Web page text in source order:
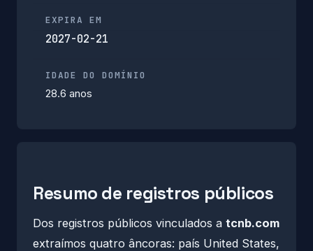
EXPIRA EM
2027-02-21
IDADE DO DOMÍNIO
28.6 anos
Resumo de registros públicos
Dos registros públicos vinculados a tcnb.com
extraímos quatro âncoras: país United States,